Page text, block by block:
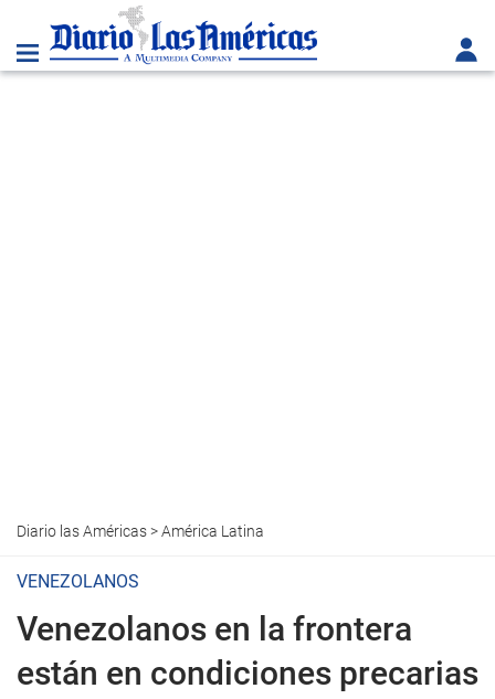
Diario las Américas>América Latina
VENEZOLANOS
Venezolanos en la frontera
están en condiciones precarias